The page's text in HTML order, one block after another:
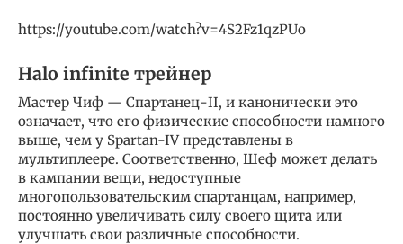
https://youtube.com/watch?v=4S2Fz1qzPUo
Halo infinite трейнер
Мастер Чиф — Спартанец-II, и канонически это
означает, что его физические способности намного
выше, чем у Spartan-IV представлены в
мультиплеере. Соответственно, Шеф может делать
в кампании вещи, недоступные
многопользовательским спартанцам, например,
постоянно увеличивать силу своего щита или
улучшать свои различные способности.